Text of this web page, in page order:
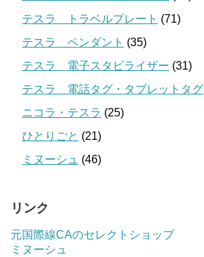
テスラ トラベルプレート (71)
テスラ ペンダント (35)
テスラ 電子スタビライザー (31)
テスラ 電話タグ・タブレットタグ
ニコラ・テスラ (25)
ひとりごと (21)
ミヌーシュ (46)
リンク
元国際線CAのセレクトショップ
ミヌーシュ